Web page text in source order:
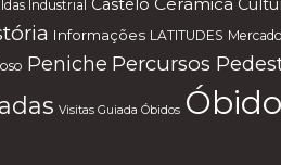
Industrial Castelo
Informações LATITUDES
Peniche Percursos
Visitas Guiada Óbidos